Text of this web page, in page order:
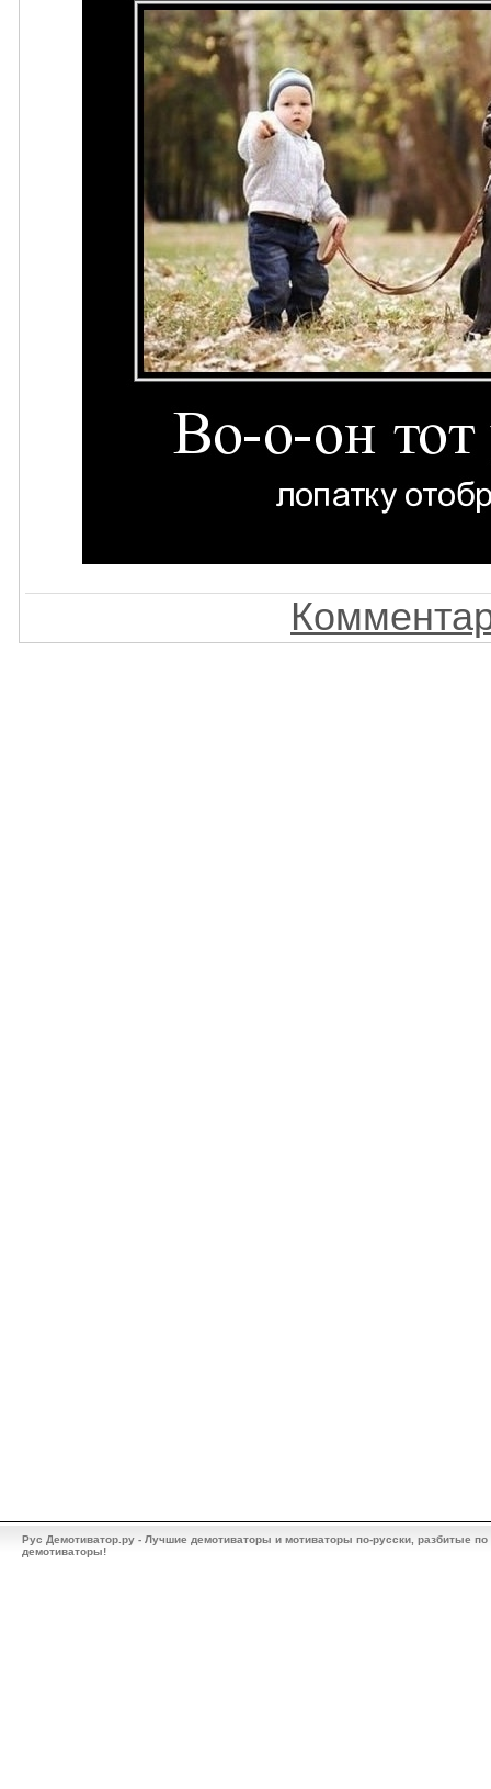
Рус Демотиватор.ру - Лучшие демотиваторы и мотиваторы по-русски, разбитые
демотиваторы!